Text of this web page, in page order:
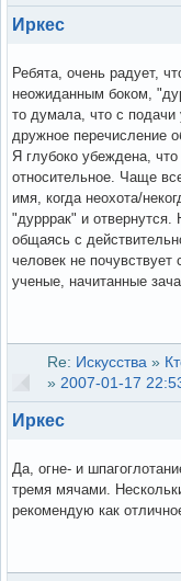
Иркес
Ребята, очень радует,
неожиданным боком,
то думала, что с подачи
дружное перечисление
Я глубоко убеждена,
относительное. Чаще
имя, когда неохота/
"дурррак" и
общаясь с
человек не
ученые, начитанные
Re: Искусства »
» 2007-01-17
Иркес
Да, огне- и
тремя мячами.
рекомендую как